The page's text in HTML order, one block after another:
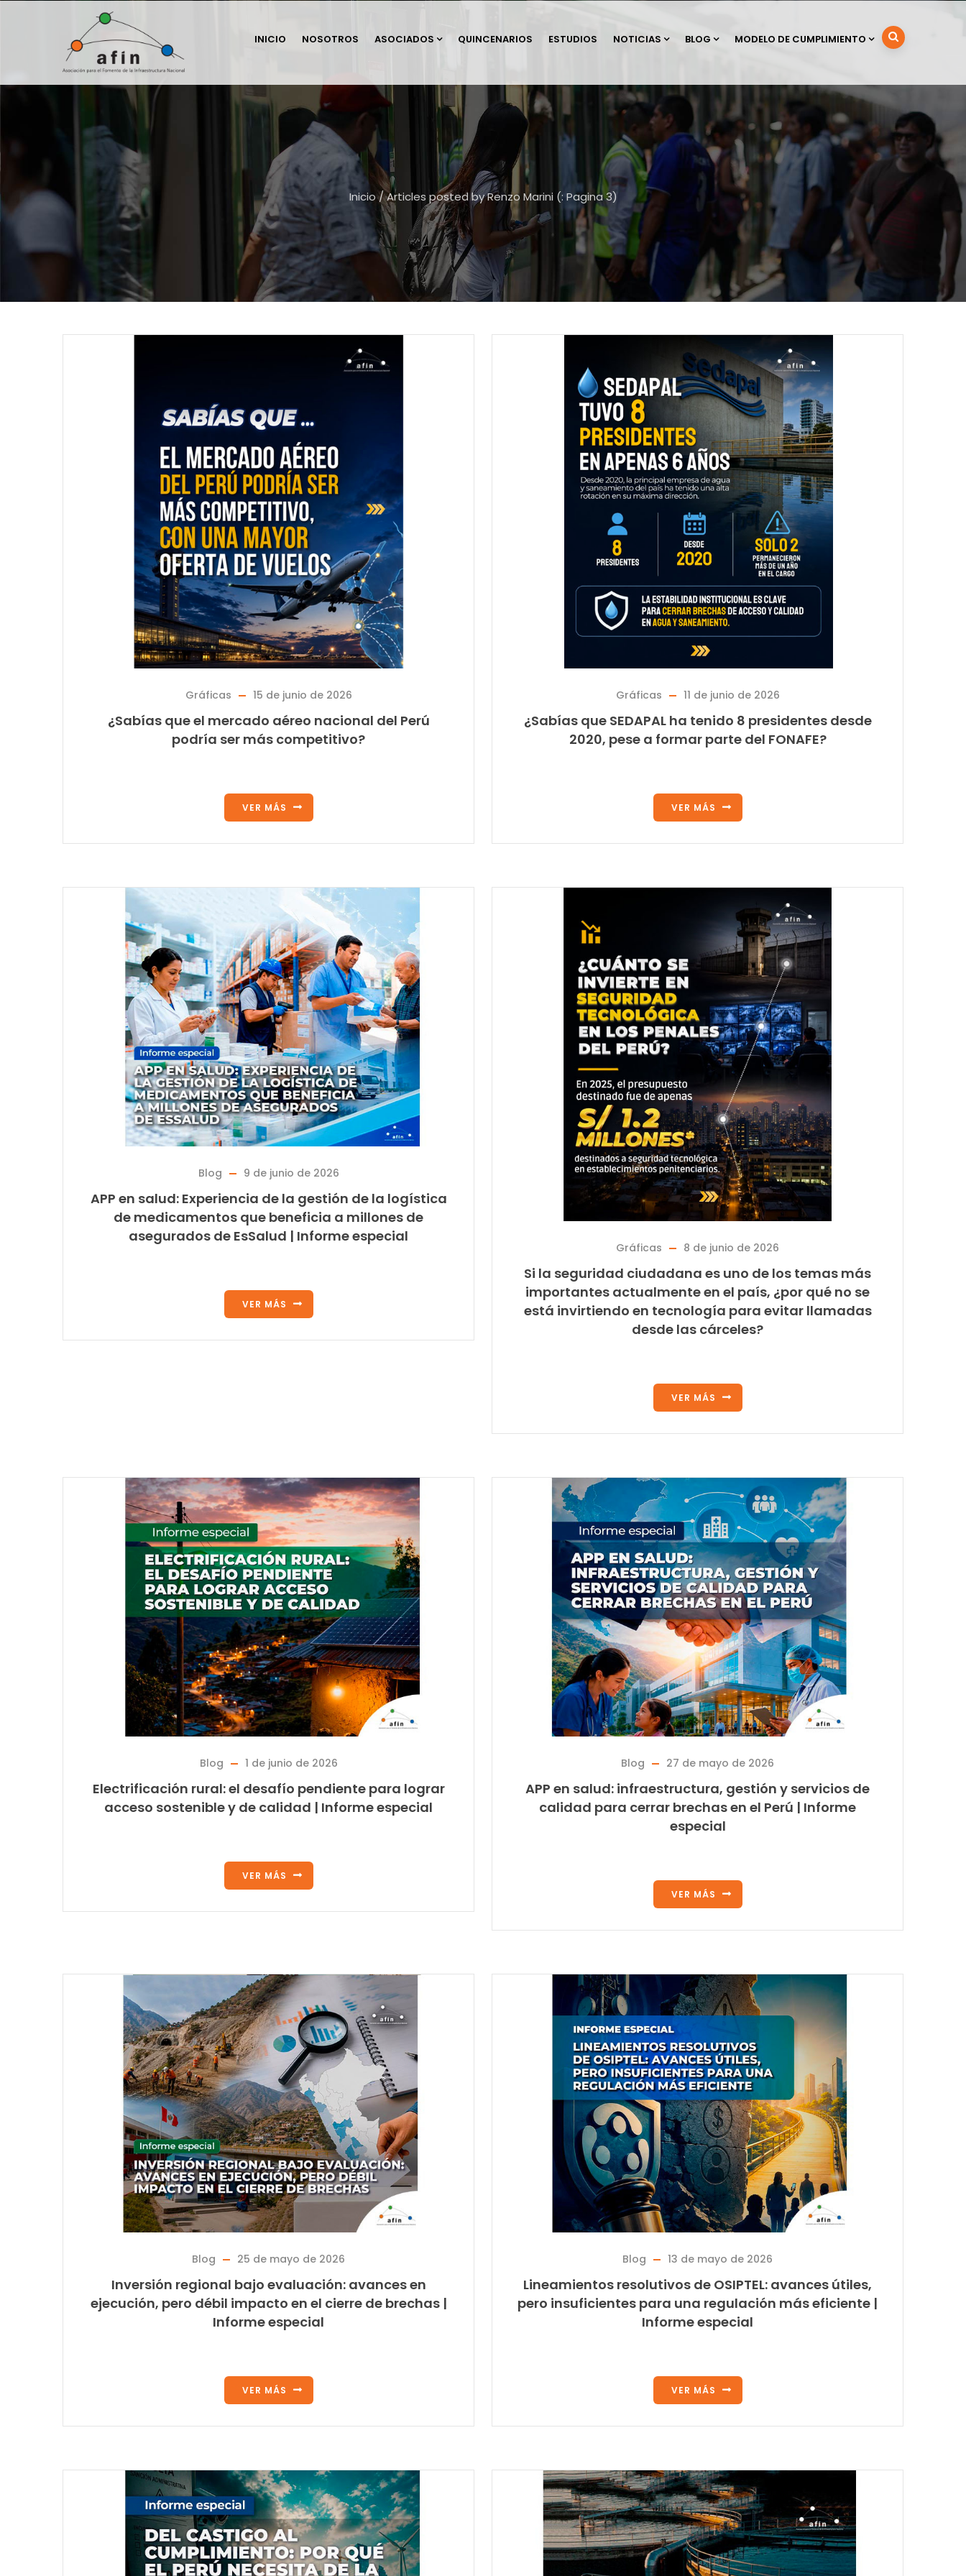
INICIO NOSOTROS ASOCIADOS QUINCENARIOS ESTUDIOS NOTICIAS BLOG MODELO DE CUMPLIMIENTO
Inicio/Articles posted by Renzo Marini(: Pagina 3)
Gráficas 15 de junio de 2026
¿Sabías que el mercado aéreo nacional del Perú
podría ser más competitivo?
VER MÁS
Gráficas 11 de junio de 2026
¿Sabías que SEDAPAL ha tenido 8 presidentes desde
2020, pese a formar parte del FONAFE?
VER MÁS
Blog 9 de junio de 2026
APP en salud: Experiencia de la gestión de la logística
de medicamentos que beneficia a millones de
asegurados de EsSalud | Informe especial
VER MÁS
Gráficas 8 de junio de 2026
Si la seguridad ciudadana es uno de los temas más
importantes actualmente en el país, ¿por qué no se
está invirtiendo en tecnología para evitar llamadas
desde las cárceles?
VER MÁS
Blog 1 de junio de 2026
Electrificación rural: el desafío pendiente para lograr
acceso sostenible y de calidad | Informe especial
VER MÁS
Blog 27 de mayo de 2026
APP en salud: infraestructura, gestión y servicios de
calidad para cerrar brechas en el Perú | Informe
especial
VER MÁS
Blog 25 de mayo de 2026
Inversión regional bajo evaluación: avances en
ejecución, pero débil impacto en el cierre de brechas |
Informe especial
VER MÁS
Blog 13 de mayo de 2026
Lineamientos resolutivos de OSIPTEL: avances útiles,
pero insuficientes para una regulación más eficiente |
Informe especial
VER MÁS